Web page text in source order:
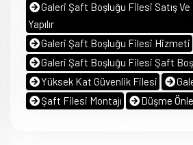
Galeri Şaft Boşluğu Filesi Satış Ve
Yapılır
Galeri Şaft Boşluğu Filesi Hizmeti
Galeri Şaft Boşluğu Filesi Şaft
Yüksek Kat Güvenlik Filesi
Şaft Filesi Montajı
Düşme